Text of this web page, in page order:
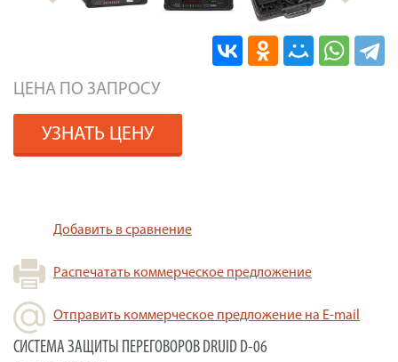
ЦЕНА ПО ЗАПРОСУ
УЗНАТЬ ЦЕНУ
Добавить в сравнение
Распечатать коммерческое предложение
Отправить коммерческое предложение на E-mail
СИСТЕМА ЗАЩИТЫ ПЕРЕГОВОРОВ DRUID D-06